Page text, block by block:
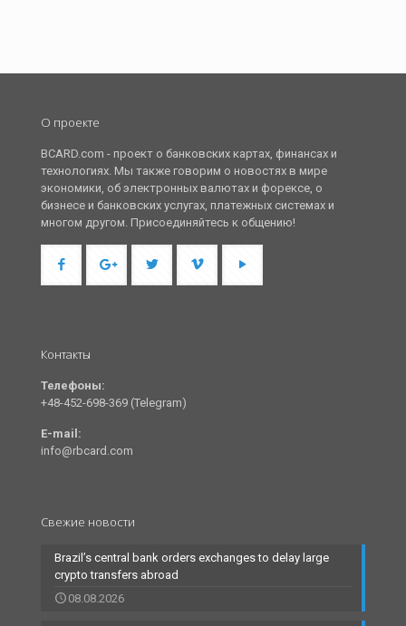
О проекте
BCARD.com - проект о банковских картах, финансах и
технологиях. Мы также говорим о новостях в мире
экономики, об электронных валютах и форексе, о
бизнесе и банковских услугах, платежных системах и
многом другом. Присоединяйтесь к общению!
Контакты
Телефоны:
+48-452-698-369 (Telegram)
E-mail:
info@rbcard.com
Свежие новости
Brazil’s central bank orders exchanges to delay large
crypto transfers abroad
08.08.2026